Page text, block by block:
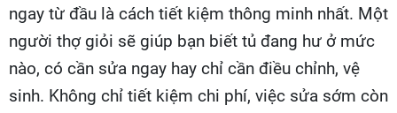
ngay từ đầu là cách tiết kiệm thông minh nhất. Một
người thợ giỏi sẽ giúp bạn biết tủ đang hư ở mức
nào, có cần sửa ngay hay chỉ cần điều chỉnh, vệ
sinh. Không chỉ tiết kiệm chi phí, việc sửa sớm còn